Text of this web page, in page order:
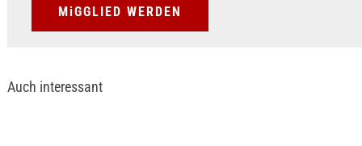
MiGGLIED WERDEN
Auch interessant